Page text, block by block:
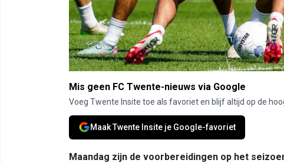
Mis geen FC Twente-nieuws via Google
Voeg Twente Insite toe als favoriet en blijf altijd op de
Maak Twente Insite je Google-favoriet
Maandag zijn de voorbereidingen op het